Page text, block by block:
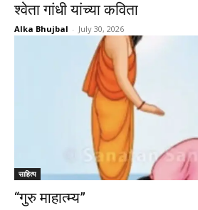
श्वेता गांधी यांच्या कविता
Alka Bhujbal - July 30, 2026
साहित्य
“गुरु माहात्म्य”